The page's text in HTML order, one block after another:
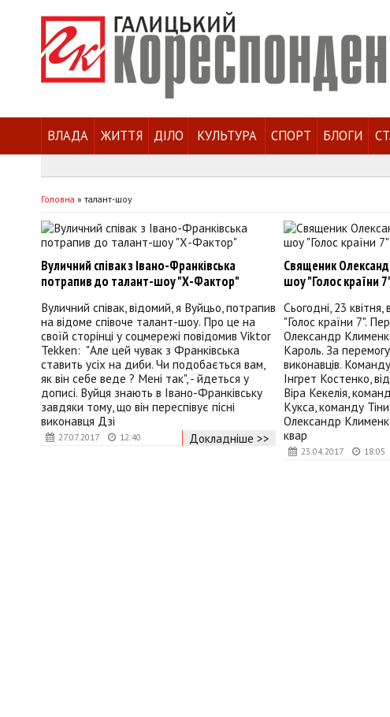
ВЛАДА ЖИТТЯ ДІЛО КУЛЬТУРА СПОРТ БЛОГИ
Головна » талант-шоу
27.07.2017 12:40
Вуличний співак з Івано-Франківська
потрапив до талант-шоу "Х-Фактор"
Вуличний співак, відомий, я Вуйцьо, потрапив
на відоме співоче талант-шоу. Про це на
своїй сторінці у соцмережі повідомив Viktor
Tekken: "Але цей чувак з Франківська
ставить усіх на диби. Чи подобається вам,
як він себе веде ? Мені так", - йдеться у
дописі. Вуйця знають в Івано-Франківську
завдяки тому, що він переспівує пісні
виконавця Дзі
Докладніше >>
23.04.2017 18:05
Священик
шоу "Голос країни
Сьогодні, 23
"Голос країни 7".
Олександр
Кароль. За
виконавців.
Інгрет Костенко,
Віра Кекелія,
Кукса, команду
Олександр
квар